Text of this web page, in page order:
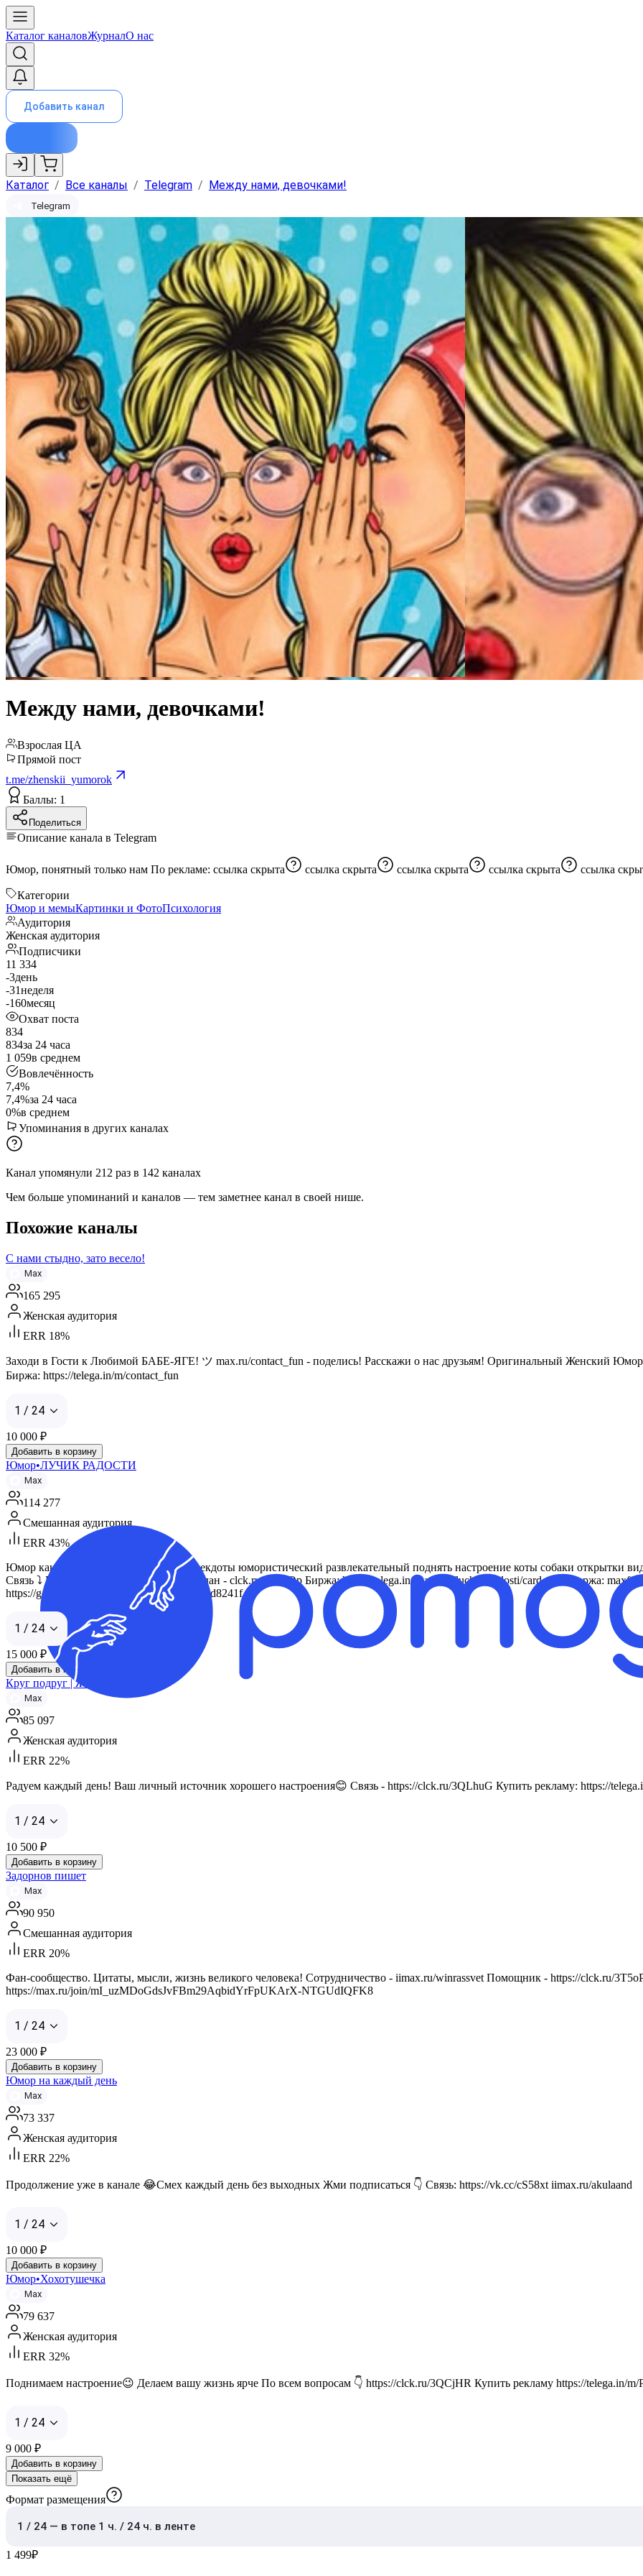
Каталог каналовЖурналО нас
Добавить канал
Каталог / Все каналы / Telegram / Между нами, девочками!
Telegram
Между нами, девочками!
Взрослая ЦА
Прямой пост
t.me/zhenskii_yumorok
Баллы: 1
Поделиться
Описание канала в Telegram
Юмор, понятный только нам По рекламе: ссылка скрыта ссылка скрыта ссылка скрыта ссылка скрыта ссылка
Категории
Юмор и мемыКартинки и ФотоПсихология
Аудитория
Женская аудитория
Подписчики
11 334
-3день
-31неделя
-160месяц
Охват поста
834
834за 24 часа
1 059в среднем
Вовлечённость
7,4%
7,4%за 24 часа
0%в среднем
Упоминания в других каналах
Канал упомянули 212 раз в 142 каналах
Чем больше упоминаний и каналов — тем заметнее канал в своей нише.
Похожие каналы
С нами стыдно, зато весело!
Max
165 295
Женская аудитория
ERR 18%
Заходи в Гости к Любимой БАБЕ-ЯГЕ! ツ max.ru/contact_fun - поделись! Расскажи о нас друзьям! Оригинальный Женский
Биржа: https://telega.in/m/contact_fun
1 / 24
10 000 ₽
Добавить в корзину
Юмор•ЛУЧИК РАДОСТИ
Max
114 277
Смешанная аудитория
ERR 43%
Юмор как топливо для души! шутки анекдоты юмористический развлекательный поднять настроение коты собаки открытки
Связь ⤵️ Виктория - goo.su/SIOfKWP Руслан - clck.ru/3RCtQp Биржа: https://telega.in/channels/luchik_radosti/card_max Биржа:
https://gosuslugi.ru/snet/69f1c0d4eb4efe0e66d8241f
1 / 24
15 000 ₽
Добавить в корзину
Круг подруг | Женский юмор
Max
85 097
Женская аудитория
ERR 22%
Радуем каждый день! Ваш личный источник хорошего настроения😊 Связь - https://clck.ru/3QLhuG Купить рекламу: https://
1 / 24
10 500 ₽
Добавить в корзину
Задорнов пишет
Max
90 950
Смешанная аудитория
ERR 20%
Фан-сообщество. Цитаты, мысли, жизнь великого человека! Сотрудничество - iimax.ru/winrassvet Помощник - https://clck.ru/
https://max.ru/join/mI_uzMDoGdsJvFBm29AqbidYrFpUKArX-NTGUdIQFK8
1 / 24
23 000 ₽
Добавить в корзину
Юмор на каждый день
Max
73 337
Женская аудитория
ERR 22%
Продолжение уже в канале 😂Смех каждый день без выходных Жми подписаться 👇 Связь: https://vk.cc/cS58xt iimax.ru/akulaand
1 / 24
10 000 ₽
Добавить в корзину
Юмор•Хохотушечка
Max
79 637
Женская аудитория
ERR 32%
Поднимаем настроение😉 Делаем вашу жизнь ярче По всем вопросам 👇 https://clck.ru/3QCjHR Купить рекламу https://telega.in/
1 / 24
9 000 ₽
Добавить в корзину
Показать ещё
Формат размещения
1 / 24 — в топе 1 ч. / 24 ч. в ленте
1 499₽